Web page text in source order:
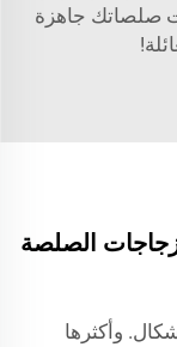
صلصاتك جاهزة
الصلصة
أشكال. وأكثرها